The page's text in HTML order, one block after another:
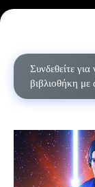
Συνδεθείτε
βιβλιοθήκη με